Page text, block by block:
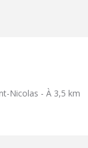
Nicolas - À 3,5 km